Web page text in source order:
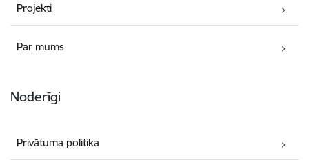
Projekti
Par mums
Noderīgi
Privātuma politika